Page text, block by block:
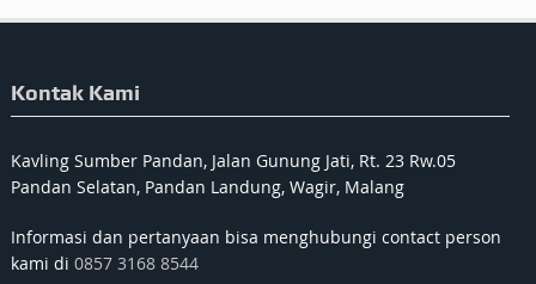
Kontak Kami
Kavling Sumber Pandan, Jalan Gunung Jati, Rt. 23 Rw.05
Pandan Selatan, Pandan Landung, Wagir, Malang
Informasi dan pertanyaan bisa menghubungi contact person
kami di 0857 3168 8544